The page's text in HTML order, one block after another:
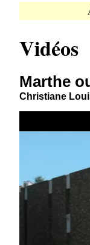
Vidéos
Marthe
Christiane